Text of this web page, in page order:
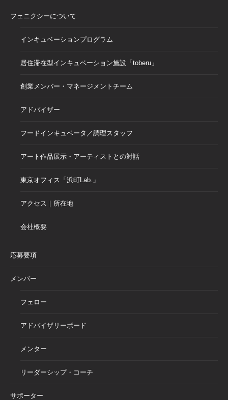
フェニクシーについて
インキュベーションプログラム
居住滞在型インキュベーション施設「toberu」
創業メンバー・マネージメントチーム
アドバイザー
フードインキュベータ／調理スタッフ
アート作品展示・アーティストとの対話
東京オフィス「浜町Lab.」
アクセス｜所在地
会社概要
応募要項
メンバー
フェロー
アドバイザリーボード
メンター
リーダーシップ・コーチ
サポーター